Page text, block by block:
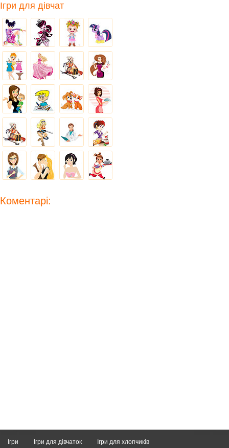
Ігри для дівчат
Коментарі:
Ігри Ігри для дівчаток Ігри для хлопчиків